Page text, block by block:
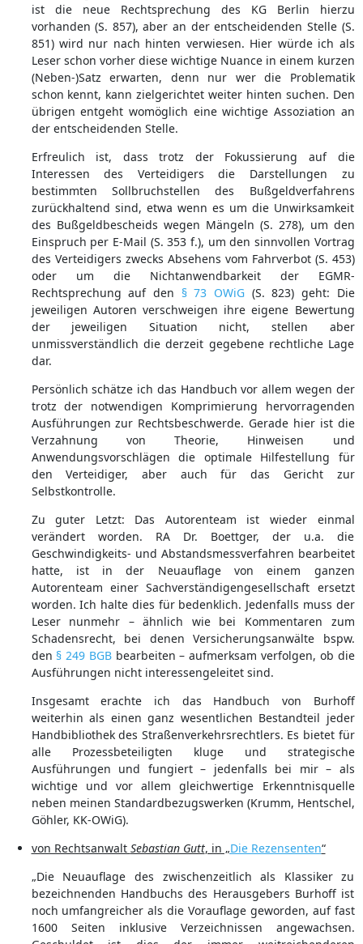
ist die neue Rechtsprechung des KG Berlin hierzu
vorhanden (S. 857), aber an der entscheidenden Stelle (S.
851) wird nur nach hinten verwiesen. Hier würde ich als
Leser schon vorher diese wichtige Nuance in einem kurzen
(Neben-)Satz erwarten, denn nur wer die Problematik
schon kennt, kann zielgerichtet weiter hinten suchen. Den
übrigen entgeht womöglich eine wichtige Assoziation an
der entscheidenden Stelle.
Erfreulich ist, dass trotz der Fokussierung auf die
Interessen des Verteidigers die Darstellungen zu
bestimmten Sollbruchstellen des Bußgeldverfahrens
zurückhaltend sind, etwa wenn es um die Unwirksamkeit
des Bußgeldbescheids wegen Mängeln (S. 278), um den
Einspruch per E-Mail (S. 353 f.), um den sinnvollen Vortrag
des Verteidigers zwecks Absehens vom Fahrverbot (S. 453)
oder um die Nichtanwendbarkeit der EGMR-
Rechtsprechung auf den § 73 OWiG(S. 823) geht: Die
jeweiligen Autoren verschweigen ihre eigene Bewertung
der jeweiligen Situation nicht, stellen aber
unmissverständlich die derzeit gegebene rechtliche Lage
dar.
Persönlich schätze ich das Handbuch vor allem wegen der
trotz der notwendigen Komprimierung hervorragenden
Ausführungen zur Rechtsbeschwerde. Gerade hier ist die
Verzahnung von Theorie, Hinweisen und
Anwendungsvorschlägen die optimale Hilfestellung für
den Verteidiger, aber auch für das Gericht zur
Selbstkontrolle.
Zu guter Letzt: Das Autorenteam ist wieder einmal
verändert worden. RA Dr. Boettger, der u.a. die
Geschwindigkeits- und Abstandsmessverfahren bearbeitet
hatte, ist in der Neuauflage von einem ganzen
Autorenteam einer Sachverständigengesellschaft ersetzt
worden. Ich halte dies für bedenklich. Jedenfalls muss der
Leser nunmehr – ähnlich wie bei Kommentaren zum
Schadensrecht, bei denen Versicherungsanwälte bspw.
den § 249 BGBbearbeiten – aufmerksam verfolgen, ob die
Ausführungen nicht interessengeleitet sind.
Insgesamt erachte ich das Handbuch von Burhoff
weiterhin als einen ganz wesentlichen Bestandteil jeder
Handbibliothek des Straßenverkehrsrechtlers. Es bietet für
alle Prozessbeteiligten kluge und strategische
Ausführungen und fungiert – jedenfalls bei mir – als
wichtige und vor allem gleichwertige Erkenntnisquelle
neben meinen Standardbezugswerken (Krumm, Hentschel,
Göhler, KK-OWiG).
von Rechtsanwalt Sebastian Gutt, in „Die Rezensenten“
„Die Neuauflage des zwischenzeitlich als Klassiker zu
bezeichnenden Handbuchs des Herausgebers Burhoff ist
noch umfangreicher als die Vorauflage geworden, auf fast
1600 Seiten inklusive Verzeichnissen angewachsen.